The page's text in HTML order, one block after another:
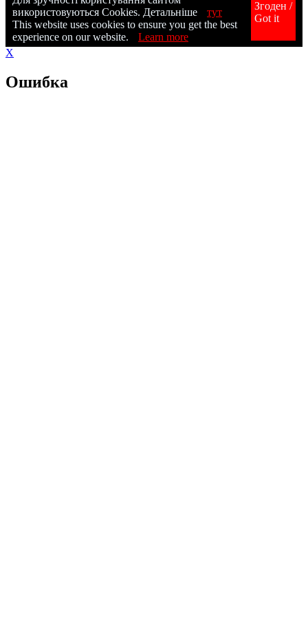
використовуються Cookies. Детальніше
тут
This website uses cookies to ensure you get the best
experience on our website.
Learn more
Згоден /
Got it
X
Ошибка